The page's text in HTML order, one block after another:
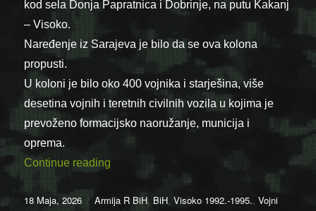
kod sela Donja Papratnica i Dobrinje, na putu Kakanj
– Visoko.
Naređenje iz Sarajeva je bilo da se ova kolona
propusti.
U koloni je bilo oko 400 vojnika i starješina, više
desetina vojnih i teretnih civilnih vozila u kojima je
prevoženo formacijsko naoružanje, municija i
oprema.
Continue reading
Posted
18 Maja, 2026 Categories
Armija R BiH, BiH,Visoko 1992.-1995.,Vojni